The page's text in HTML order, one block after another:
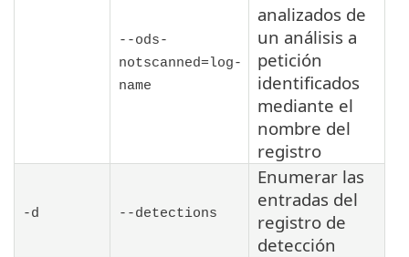
--ods-
notscanned=log-
name
analizados de
un análisis a
petición
identificados
mediante el
nombre del
registro
-d --detections
Enumerar las
entradas del
registro de
detección